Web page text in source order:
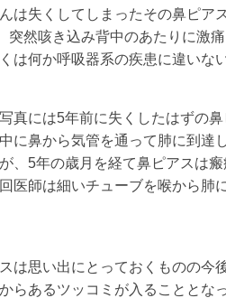
は失くしてしまったその鼻ピア
突然咳き込み背中のあたりに激
は何か呼吸器系の疾患に違いな
真には5年前に失くしたはずの
に鼻から気管を通って肺に到
、5年の歳月を経て鼻ピアスは
医師は細いチューブを喉から
は思い出にとっておくものの今
らあるツッコミが入ることと